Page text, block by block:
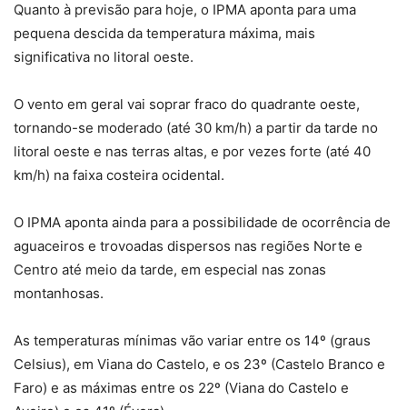
Quanto à previsão para hoje, o IPMA aponta para uma
pequena descida da temperatura máxima, mais
significativa no litoral oeste.
O vento em geral vai soprar fraco do quadrante oeste,
tornando-se moderado (até 30 km/h) a partir da tarde no
litoral oeste e nas terras altas, e por vezes forte (até 40
km/h) na faixa costeira ocidental.
O IPMA aponta ainda para a possibilidade de ocorrência de
aguaceiros e trovoadas dispersos nas regiões Norte e
Centro até meio da tarde, em especial nas zonas
montanhosas.
As temperaturas mínimas vão variar entre os 14º (graus
Celsius), em Viana do Castelo, e os 23º (Castelo Branco e
Faro) e as máximas entre os 22º (Viana do Castelo e